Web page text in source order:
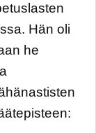
Hän oli
he